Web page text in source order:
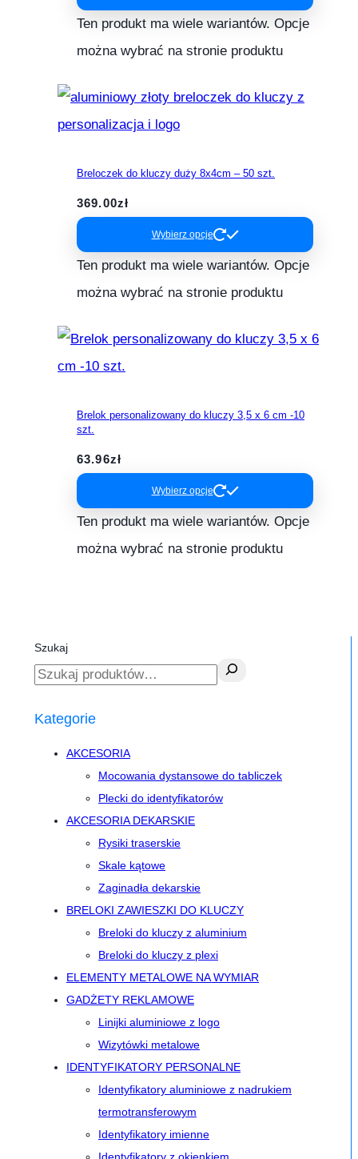
Ten produkt ma wiele wariantów. Opcje
można wybrać na stronie produktu
Breloczek do kluczy duży 8x4cm – 50 szt.
369.00zł
Wybierz opcje
Ten produkt ma wiele wariantów. Opcje
można wybrać na stronie produktu
Brelok personalizowany do kluczy 3,5 x 6 cm -10
szt.
63.96zł
Wybierz opcje
Ten produkt ma wiele wariantów. Opcje
można wybrać na stronie produktu
Szukaj
Kategorie
AKCESORIA
Mocowania dystansowe do tabliczek
Plecki do identyfikatorów
AKCESORIA DEKARSKIE
Rysiki traserskie
Skale kątowe
Zaginadła dekarskie
BRELOKI ZAWIESZKI DO KLUCZY
Breloki do kluczy z aluminium
Breloki do kluczy z plexi
ELEMENTY METALOWE NA WYMIAR
GADŻETY REKLAMOWE
Linijki aluminiowe z logo
Wizytówki metalowe
IDENTYFIKATORY PERSONALNE
Identyfikatory aluminiowe z nadrukiem
termotransferowym
Identyfikatory imienne
Identyfikatory z okienkiem